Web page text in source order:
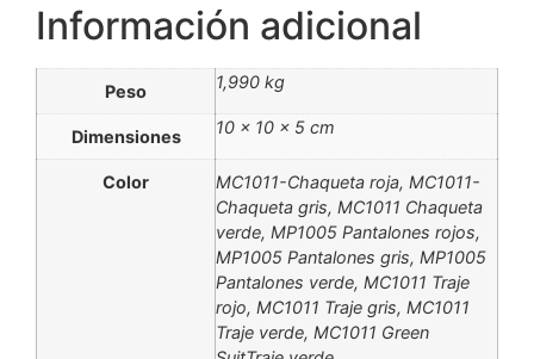
Información adicional
Peso 1,990 kg
Dimensiones 10 × 10 × 5 cm
Color
MC1011-Chaqueta roja, MC1011-
Chaqueta gris, MC1011 Chaqueta
verde, MP1005 Pantalones rojos,
MP1005 Pantalones gris, MP1005
Pantalones verde, MC1011 Traje
rojo, MC1011 Traje gris, MC1011
Traje verde, MC1011 Green